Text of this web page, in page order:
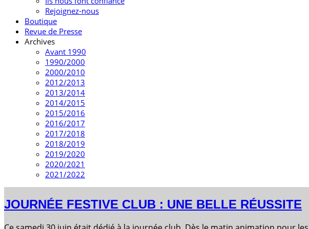
Rejoignez-nous
Boutique
Revue de Presse
Archives
Avant 1990
1990/2000
2000/2010
2012/2013
2013/2014
2014/2015
2015/2016
2016/2017
2017/2018
2018/2019
2019/2020
2020/2021
2021/2022
JOURNÉE FESTIVE CLUB : UNE BELLE RÉUSSITE